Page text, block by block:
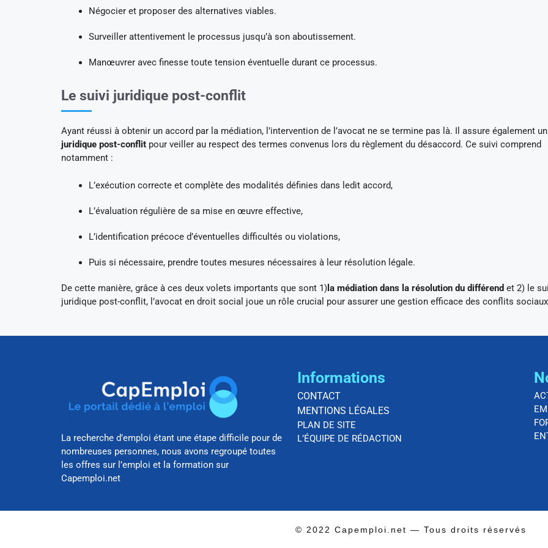
Négocier et proposer des alternatives viables.
Surveiller attentivement le processus jusqu’à son aboutissement.
Manœuvrer avec finesse toute tension éventuelle durant ce processus.
Le suivi juridique post-conflit
Ayant réussi à obtenir un accord par la médiation, l’intervention de l’avocat ne se termine pas là. Il assure également un
juridique post-conflit pour veiller au respect des termes convenus lors du règlement du désaccord. Ce suivi comprend
notamment :
L’exécution correcte et complète des modalités définies dans ledit accord,
L’évaluation régulière de sa mise en œuvre effective,
L’identification précoce d’éventuelles difficultés ou violations,
Puis si nécessaire, prendre toutes mesures nécessaires à leur résolution légale.
De cette manière, grâce à ces deux volets importants que sont 1) la médiation dans la résolution du différend et 2) le
juridique post-conflit, l’avocat en droit social joue un rôle crucial pour assurer une gestion efficace des conflits
La recherche d’emploi étant une étape difficile pour de
nombreuses personnes, nous avons regroupé toutes
les offres sur l’emploi et la formation sur
Capemploi.net
Informations
CONTACT
MENTIONS LÉGALES
PLAN DE SITE
L’ÉQUIPE DE RÉDACTION
© 2022 Capemploi.net — Tous droits réservés